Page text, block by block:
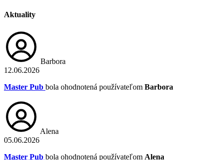
Aktuality
Barbora
12.06.2026
Master Pub bola ohodnotená používateľom Barbora
Alena
05.06.2026
Master Pub bola ohodnotená používateľom Alena